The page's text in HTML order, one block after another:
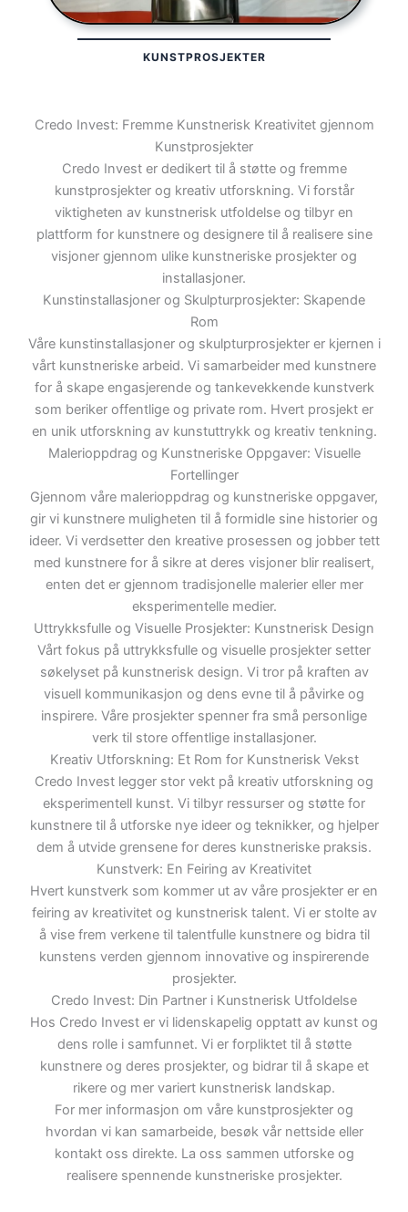
KUNSTPROSJEKTER
Credo Invest: Fremme Kunstnerisk Kreativitet gjennom
Kunstprosjekter
Credo Invest er dedikert til å støtte og fremme
kunstprosjekter og kreativ utforskning. Vi forstår
viktigheten av kunstnerisk utfoldelse og tilbyr en
plattform for kunstnere og designere til å realisere sine
visjoner gjennom ulike kunstneriske prosjekter og
installasjoner.
Kunstinstallasjoner og Skulpturprosjekter: Skapende
Rom
Våre kunstinstallasjoner og skulpturprosjekter er kjernen i
vårt kunstneriske arbeid. Vi samarbeider med kunstnere
for å skape engasjerende og tankevekkende kunstverk
som beriker offentlige og private rom. Hvert prosjekt er
en unik utforskning av kunstuttrykk og kreativ tenkning.
Malerioppdrag og Kunstneriske Oppgaver: Visuelle
Fortellinger
Gjennom våre malerioppdrag og kunstneriske oppgaver,
gir vi kunstnere muligheten til å formidle sine historier og
ideer. Vi verdsetter den kreative prosessen og jobber tett
med kunstnere for å sikre at deres visjoner blir realisert,
enten det er gjennom tradisjonelle malerier eller mer
eksperimentelle medier.
Uttrykksfulle og Visuelle Prosjekter: Kunstnerisk Design
Vårt fokus på uttrykksfulle og visuelle prosjekter setter
søkelyset på kunstnerisk design. Vi tror på kraften av
visuell kommunikasjon og dens evne til å påvirke og
inspirere. Våre prosjekter spenner fra små personlige
verk til store offentlige installasjoner.
Kreativ Utforskning: Et Rom for Kunstnerisk Vekst
Credo Invest legger stor vekt på kreativ utforskning og
eksperimentell kunst. Vi tilbyr ressurser og støtte for
kunstnere til å utforske nye ideer og teknikker, og hjelper
dem å utvide grensene for deres kunstneriske praksis.
Kunstverk: En Feiring av Kreativitet
Hvert kunstverk som kommer ut av våre prosjekter er en
feiring av kreativitet og kunstnerisk talent. Vi er stolte av
å vise frem verkene til talentfulle kunstnere og bidra til
kunstens verden gjennom innovative og inspirerende
prosjekter.
Credo Invest: Din Partner i Kunstnerisk Utfoldelse
Hos Credo Invest er vi lidenskapelig opptatt av kunst og
dens rolle i samfunnet. Vi er forpliktet til å støtte
kunstnere og deres prosjekter, og bidrar til å skape et
rikere og mer variert kunstnerisk landskap.
For mer informasjon om våre kunstprosjekter og
hvordan vi kan samarbeide, besøk vår nettside eller
kontakt oss direkte. La oss sammen utforske og
realisere spennende kunstneriske prosjekter.